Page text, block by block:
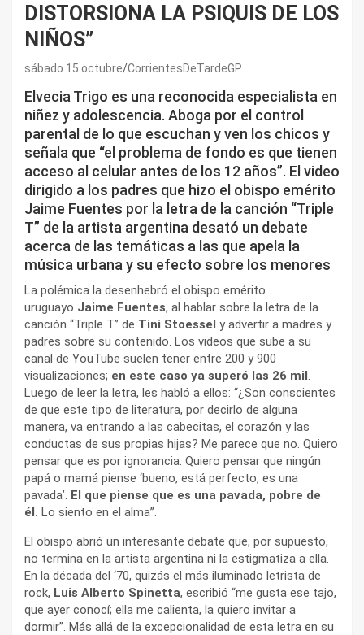
DISTORSIONA LA PSIQUIS DE LOS
NIÑOS”
sábado 15 octubre CorrientesDeTardeGP
Elvecia Trigo es una reconocida especialista en
niñez y adolescencia. Aboga por el control
parental de lo que escuchan y ven los chicos y
señala que “el problema de fondo es que tienen
acceso al celular antes de los 12 años”. El video
dirigido a los padres que hizo el obispo emérito
Jaime Fuentes por la letra de la canción “Triple
T” de la artista argentina desató un debate
acerca de las temáticas a las que apela la
música urbana y su efecto sobre los menores
La polémica la desenhebró el obispo emérito
uruguayo Jaime Fuentes, al hablar sobre la letra de la
canción “Triple T” de Tini Stoessel y advertir a madres y
padres sobre su contenido. Los videos que sube a su
canal de YouTube suelen tener entre 200 y 900
visualizaciones; en este caso ya superó las 26 mil.
Luego de leer la letra, les habló a ellos: “¿Son conscientes
de que este tipo de literatura, por decirlo de alguna
manera, va entrando a las cabecitas, el corazón y las
conductas de sus propias hijas? Me parece que no. Quiero
pensar que es por ignorancia. Quiero pensar que ningún
papá o mamá piense ‘bueno, está perfecto, es una
pavada’. El que piense que es una pavada, pobre de
él. Lo siento en el alma”.
El obispo abrió un interesante debate que, por supuesto,
no termina en la artista argentina ni la estigmatiza a ella.
En la década del ‘70, quizás el más iluminado letrista de
rock, Luis Alberto Spinetta, escribió “me gusta ese tajo,
que ayer conocí; ella me calienta, la quiero invitar a
dormir”. Más allá de la excepcionalidad de esta letra en su